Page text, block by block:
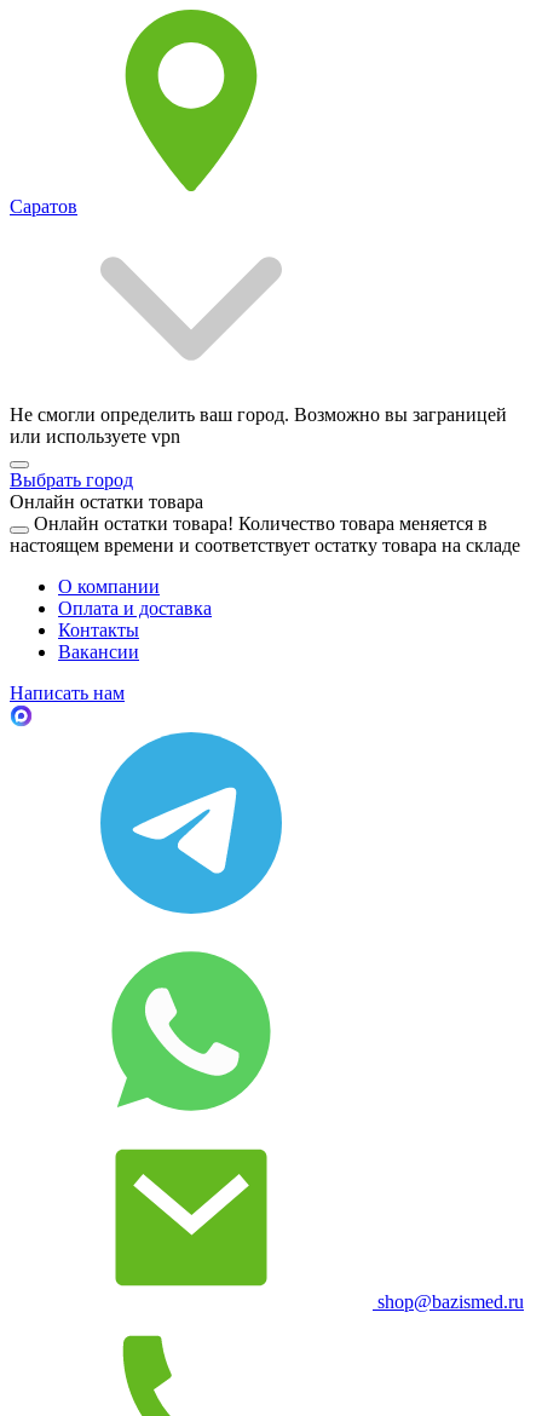
Саратов
Не смогли определить ваш город. Возможно вы заграницей
или используете vpn
Выбрать город
Онлайн остатки товара
Онлайн остатки товара! Количество товара меняется в
настоящем времени и соответствует остатку товара на складе
О компании
Оплата и доставка
Контакты
Вакансии
Написать нам
shop@bazismed.ru